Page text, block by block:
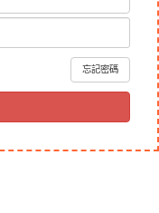
忘記密碼